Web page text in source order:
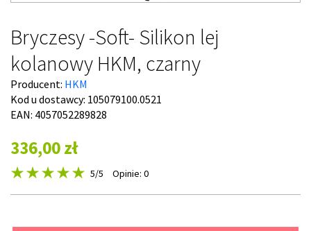
Bryczesy -Soft- Silikon lej
kolanowy HKM, czarny
Producent: HKM
Kod u dostawcy: 105079100.0521
EAN: 4057052289828
336,00 zł
5/5 Opinie: 0